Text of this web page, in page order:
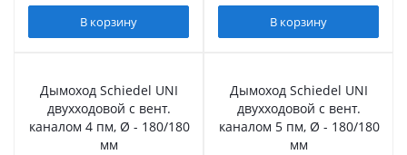
В корзину В корзину
Дымоход Schiedel UNI
двухходовой с вент.
каналом 4 пм, Ø - 180/180
мм
Дымоход Schiedel UNI
двухходовой с вент.
каналом 5 пм, Ø - 180/180
мм